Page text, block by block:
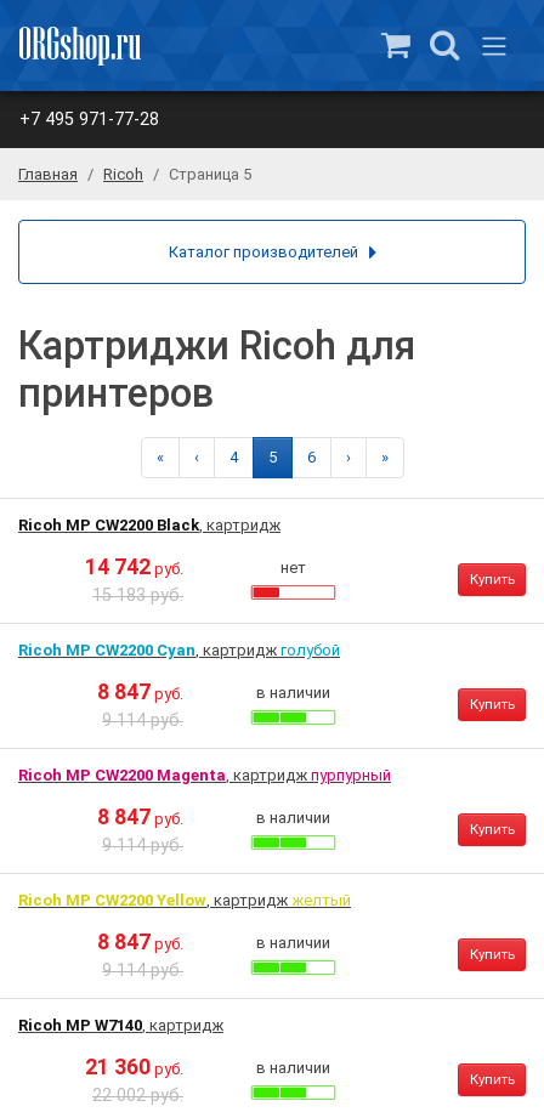
+7 495 971-77-28
Главная Ricoh Страница 5
Картриджи Ricoh для
принтеров
« ‹ 4 5 6 › »
Ricoh MP CW2200 Black, картридж
14 742 руб.
15 183 руб.
нет
Купить
Ricoh MP CW2200 Cyan, картридж голубой
8 847 руб.
9 114 руб.
в наличии
Купить
Ricoh MP CW2200 Magenta, картридж пурпурный
8 847 руб.
9 114 руб.
в наличии
Купить
Ricoh MP CW2200 Yellow, картридж желтый
8 847 руб.
9 114 руб.
в наличии
Купить
Ricoh MP W7140, картридж
21 360 руб.
22 002 руб.
в наличии
Купить